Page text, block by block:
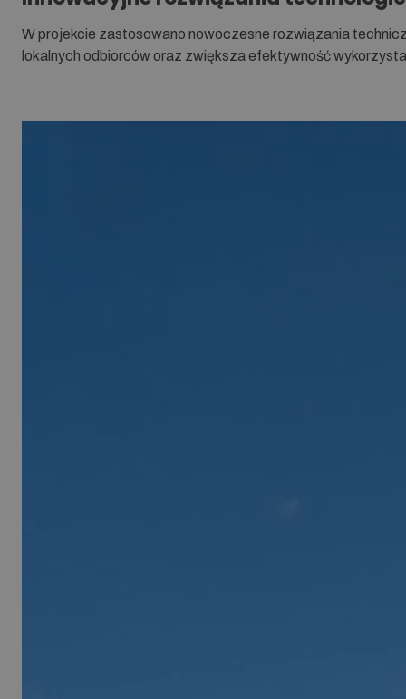
W projekcie zastosowano nowoczesne rozwiązania
lokalnych odbiorców oraz zwiększa efektywność